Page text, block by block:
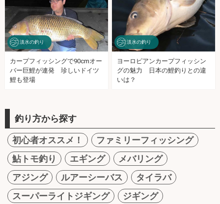
淡水の釣り
カープフィッシングで90cmオー
バー巨鯉が連発 珍しいドイツ
鯉も登場
淡水の釣り
ヨーロピアンカープフィッシン
グの魅力 日本の鯉釣りとの違
いは？
釣り方から探す
初心者オススメ！
ファミリーフィッシング
鮎トモ釣り
エギング
メバリング
アジング
ルアーシーバス
タイラバ
スーパーライトジギング
ジギング